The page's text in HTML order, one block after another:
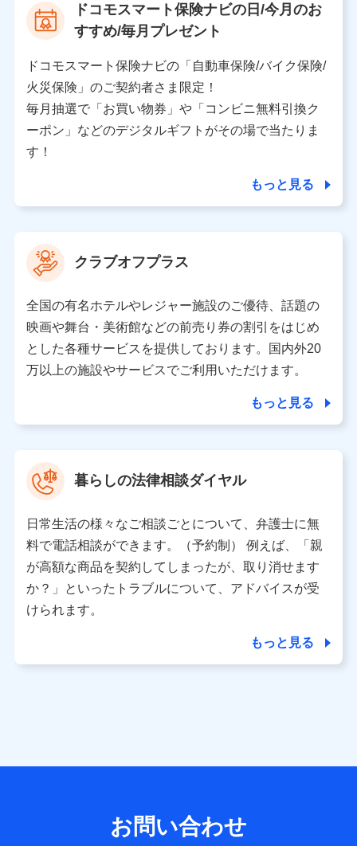
称・住所・代表者名】
当該個人データを取り扱う各共同利用者（詳細は次のと
おり）
東京都千代田区永田町2丁目11番1号 山王パークタワー
株式会社NTTドコモ 代表取締役社長 前田 義晃
東京都中央区日本橋人形町2-14-10 アーバンネット日
本橋ビル 3F
ソナルデータ憲章」に定める行動原則を順守します 。
※ パーソナルデータダッシュボードの「第三者提供の
管理」の設定状態にかかわらず、共同利用する場合があ
ります。
※ dポイントクラブ会員ではないお客さま（2019年12
月11日以降、一度もdポイントクラブ会員であったこと
がないお客さまに限る）に関する、2019年12月10日以
前に取得した個人データは、こちら の利用目的の範囲内
す。
【共同して利用される利用データの項目】
当社または株式会社NTTドコモ・フィナンシャルグルー
プがサービス提供等を通じて取得した、以下の情報など
の個人データ
基本情報
氏名、電話番号、メールアドレス、お客さまの識別子、属
性、連絡先、dポイントサービスのご利用に関する情報。例
所、dポイント残高、dポイント利用履歴などが含まれます。
利用情報
品の名称・購入場所・決済に関する情報、アンケートの回答
当社または株式会社NTTドコモ・フィナンシャルグループが
提供する保険関連サービスに関して取得し、又は保有する情
ドコモスマート保険ナビの日/今月のお
すすめ/毎月プレゼント
ドコモスマート保険ナビの「自動車保険/バイク保険/
火災保険」のご契約者さま限定！
毎月抽選で「お買い物券」や「コンビニ無料引換ク
ーポン」などのデジタルギフトがその場で当たりま
す！
もっと見る
クラブオフプラス
全国の有名ホテルやレジャー施設のご優待、話題の
映画や舞台・美術館などの前売り券の割引をはじめ
とした各種サービスを提供しております。国内外20
万以上の施設やサービスでご利用いただけます。
もっと見る
暮らしの法律相談ダイヤル
日常生活の様々なご相談ごとについて、弁護士に無
料で電話相談ができます。（予約制） 例えば、「親
が高額な商品を契約してしまったが、取り消せます
か？」といったトラブルについて、アドバイスが受
けられます。
もっと見る
お問い合わせ